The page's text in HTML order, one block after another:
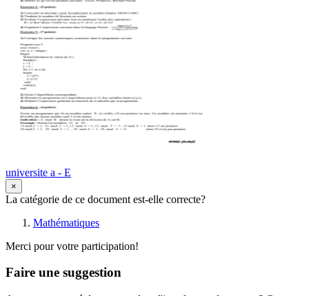
universite a - E
×
La catégorie de ce document est-elle correcte?
Mathématiques
Merci pour votre participation!
Faire une suggestion